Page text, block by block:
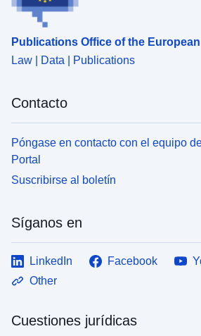
Publications Office of the
Law | Data | Publications
Contacto
Póngase en contacto con el equipo
Portal
Suscribirse al boletín
Síganos en
LinkedIn Facebook
Other
Cuestiones jurídicas